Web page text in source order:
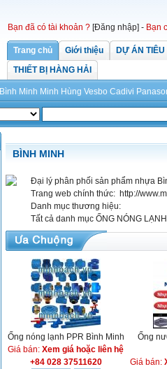
Bạn đã có tài khoản ? [Đăng nhập] - Bạn
Trang chủ Giới thiệu
DỰ ÁN
THIẾT BỊ HÀNG HẢI
Bình Minh Minh Hùng Vesbo Cadivi
BÌNH MINH
Đại lý phân phối sản phẩm nhựa
Trang web chính thức: http://
Danh mục thương hiệu:
Tất cả danh mục ỐNG NÓNG
Ống nóng lạnh PPR Bình Minh
Giá bán: Xem giá hoặc liên hệ
+84 028 37511620
Ống
Giá bán: